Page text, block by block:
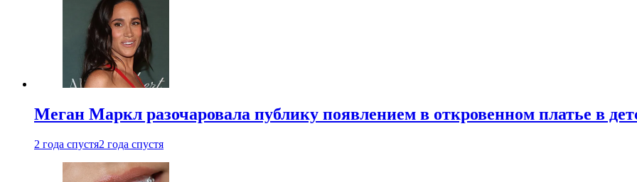
Меган Маркл разочаровала публику появлением в откровенном платье в
2 года спустя2 года спустя